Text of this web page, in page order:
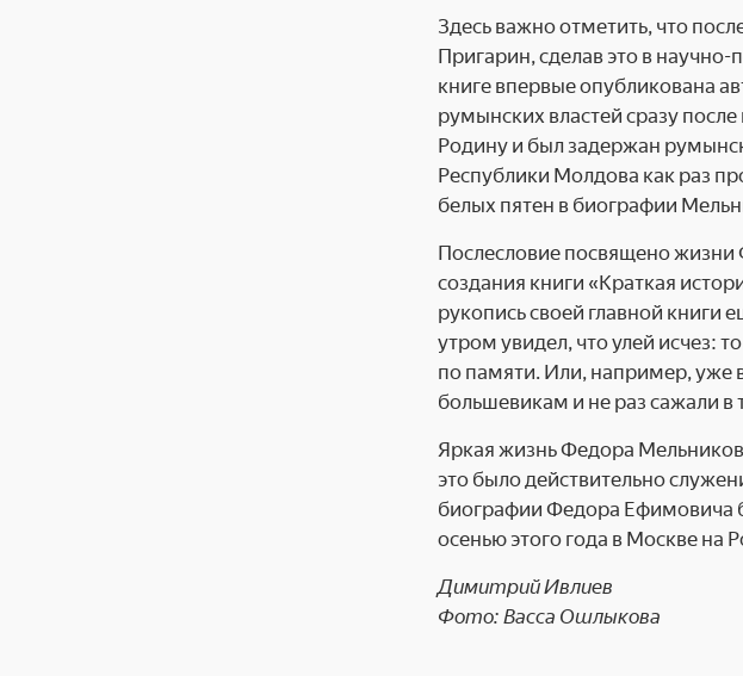
Здесь важно отметить, что
Пригарин, сделав это в
книге впервые опубликована
румынских властей сразу
Родину и был задержан
Республики Молдова как раз
белых пятен в биографии
Послесловие посвящено
создания книги «Краткая
рукопись своей главной книги
утром увидел, что улей исчез:
по памяти. Или, например, уже
большевикам и не раз сажали в
Яркая жизнь Федора
это было действительно
биографии Федора Ефимовича
осенью этого года в Москве на
Димитрий Ивлиев
Фото: Васса Ошлыкова